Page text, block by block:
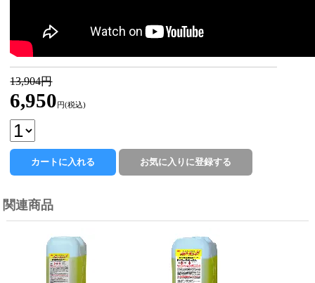
13,904円
6,950 円(税込)
関連商品